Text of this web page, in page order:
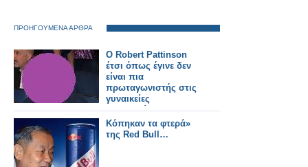
ΠΡΟΗΓΟΥΜΕΝΑ ΑΡΘΡΑ
Ο Robert Pattinson
έτσι όπως έγινε δεν
είναι πια
πρωταγωνιστής στις
γυναικείες
φαντασιώσεις!
Κόπηκαν τα φτερά»
της Red Bull…